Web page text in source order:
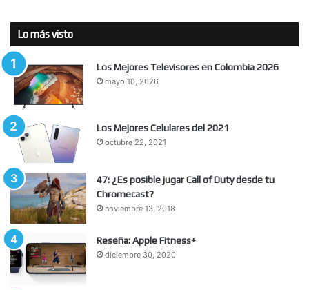
Lo más visto
Los Mejores Televisores en Colombia 2026
mayo 10, 2026
Los Mejores Celulares del 2021
octubre 22, 2021
47: ¿Es posible jugar Call of Duty desde tu
Chromecast?
noviembre 13, 2018
Reseña: Apple Fitness+
diciembre 30, 2020